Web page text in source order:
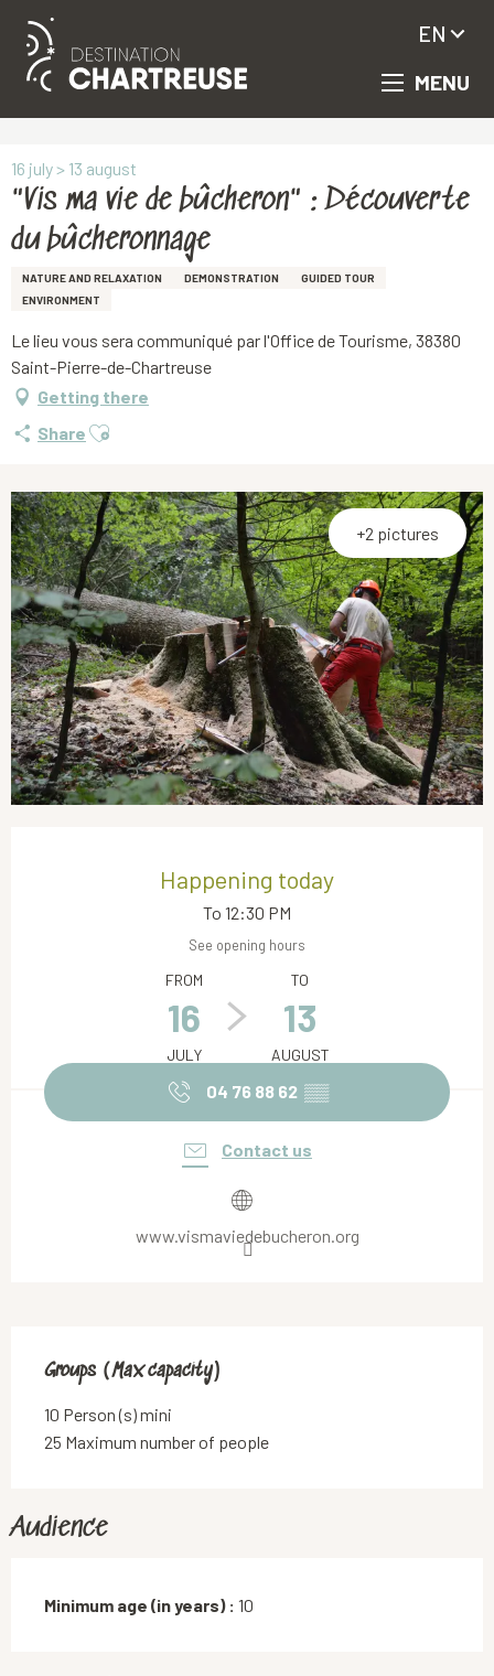
Aller
principal
MENU
EN
16 july > 13 august
"Vis ma vie de bûcheron" : Découverte
du bûcheronnage
NATURE AND RELAXATION DEMONSTRATION
GUIDED TOUR
ENVIRONMENT
Le lieu vous sera communiqué par l'Office de Tourisme, 38380
Saint-Pierre-de-Chartreuse
Getting there
Share Ajouter aux favoris
+2 pictures
Happening today
To 12:30 PM
See opening hours
FROM
16
JULY
TO
13
AUGUST
04 76 88 62 ▒▒
Contact us
www.vismaviedebucheron.org
Groups (Max capacity)
Groups (Max capacity)
10 Person (s) mini
25 Maximum number of people
Audience
Minimum age (in years) : 10